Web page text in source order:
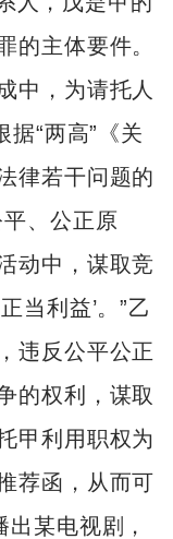
的主体要件。
中，为请托人
据“两高”《关
律若干问题的
、公正原
动中，谋取竞
当利益’。”乙
违反公平公正
的权利，谋取
甲利用职权为
荐函，从而可
某电视剧，